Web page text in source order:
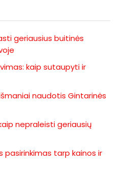
geriausius buitinės
kaip sutaupyti ir
naudotis Gintarinės
nepraleisti geriausių
pasirinkimas tarp kainos ir